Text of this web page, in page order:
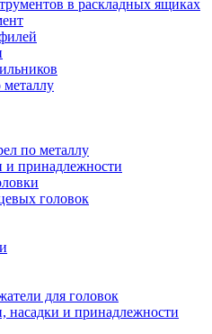
в раскладных ящиках
по металлу
и принадлежности
головок
для головок
насадки и принадлежности